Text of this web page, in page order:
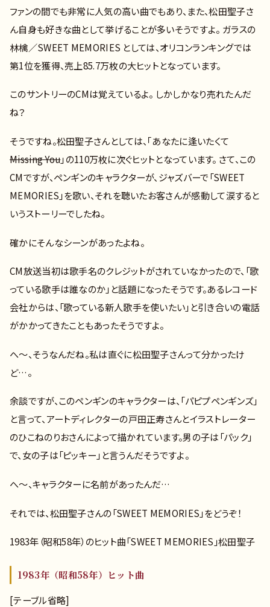
ファンの間でも非常に人気の高い曲でもあり、また、松田聖子さ
ん自身も好きな曲として挙げることが多いそうですよ。 ガラスの
林檎／SWEET MEMORIES としては、オリコンランキングでは
第1位を獲得、売上85.7万枚の大ヒットとなっています。
このサントリーのCMは覚えているよ。 しかしかなり売れたんだ
ね？
そうですね。松田聖子さんとしては、｢あなたに逢いたくて
Missing You｣の110万枚に次ぐヒットとなっています。 さて、この
CMですが、ペンギンのキャラクターが、ジャズバーで「SWEET
MEMORIES」を歌い、それを聴いたお客さんが感動して涙すると
いうストーリーでしたね。
確かにそんなシーンがあったよね。
CM放送当初は歌手名のクレジットがされていなかったので、「歌
っている歌手は誰なのか」と話題になったそうです。あるレコード
会社からは、「歌っている新人歌手を使いたい」と引き合いの電話
がかかってきたこともあったそうですよ。
へ～、そうなんだね。私は直ぐに松田聖子さんって分かったけ
ど…。
余談ですが、このペンギンのキャラクターは、「パピプペンギンズ」
と言って、アートディレクターの戸田正寿さんとイラストレーター
のひこねのりおさんによって描かれています。男の子は「パック」
で、女の子は「ピッキー」と言うんだそうですよ。
へ～、キャラクターに名前があったんだ…
それでは、松田聖子さんの「SWEET MEMORIES」をどうぞ！
1983年（昭和58年）のヒット曲「SWEET MEMORIES」松田聖子
1983年（昭和58年）ヒット曲
[テーブル省略]